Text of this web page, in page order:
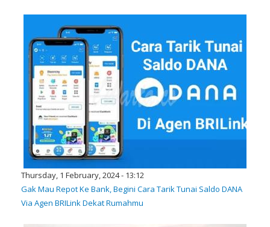
Thursday, 1 February, 2024 - 13:12
Gak Mau Repot Ke Bank, Begini Cara Tarik Tunai Saldo DANA
Via Agen BRILink Dekat Rumahmu